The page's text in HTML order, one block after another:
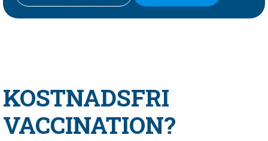
KOSTNADSFRI
VACCINATION?